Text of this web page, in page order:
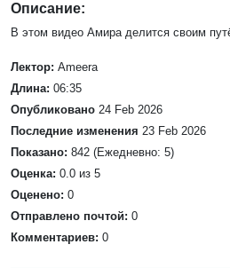
Описание:
В этом видео Амира делится своим
Лектор: Ameera
Длина: 06:35
Опубликовано 24 Feb 2026
Последние изменения 23 Feb 2026
Показано: 842 (Ежедневно: 5)
Оценка: 0.0 из 5
Оценено: 0
Отправлено почтой: 0
Комментариев: 0